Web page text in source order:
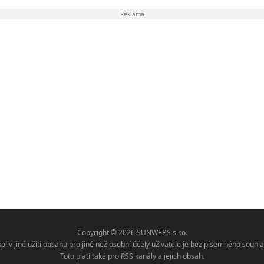
Reklama
Copyright © 2026 SUNWEBS s.r.o.
jiné užití obsahu pro jiné než osobní účely uživatele je bez písemného
Toto platí také pro RSS kanály a jejich obsah.